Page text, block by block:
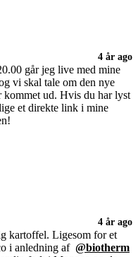
4 år ago
går jeg live med mine
vi skal tale om den nye
kommet ud. Hvis du har lyst
et direkte link i mine
4 år ago
kartoffel. Ligesom for et
i anledning af @biotherm